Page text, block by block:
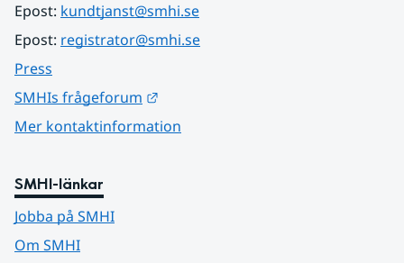
Epost: kundtjanst@smhi.se
Epost: registrator@smhi.se
Press
SMHIs frågeforum
Mer kontaktinformation
SMHI-länkar
Jobba på SMHI
Om SMHI